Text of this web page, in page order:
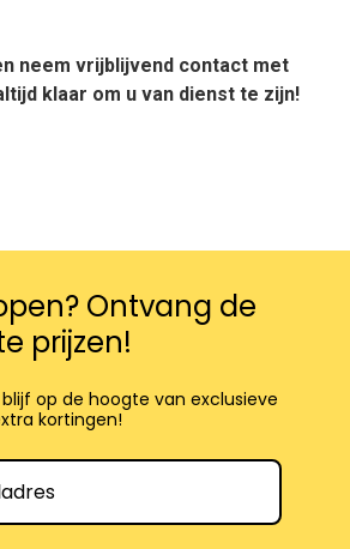
neem vrijblijvend contact met
klaar om u van dienst te zijn!
Ontvang de
prijzen!
op de hoogte van exclusieve
kortingen!